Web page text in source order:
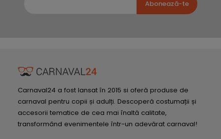
Abonează-te
Carnaval24 a fost lansat în 2015 si oferă produse de
carnaval pentru copii și adulți. Descoperă costumații și
accesorii tematice de cea mai înaltă calitate,
transformând evenimentele într-un adevărat carnaval!